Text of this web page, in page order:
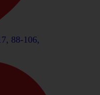
88-106,